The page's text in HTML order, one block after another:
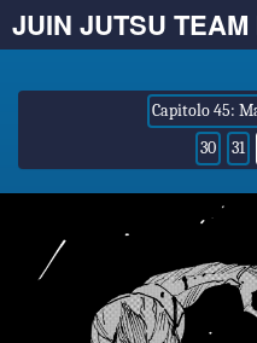
JUIN JUTSU
Capitolo 45:
30
31